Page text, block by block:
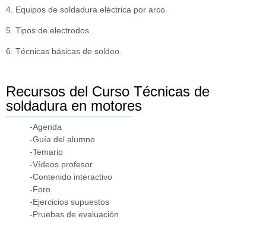
4. Equipos de soldadura eléctrica por arco.
5. Tipos de electrodos.
6. Técnicas básicas de soldeo.
Recursos del Curso Técnicas de
soldadura en motores
-Agenda
-Guía del alumno
-Temario
-Vídeos profesor
-Contenido interactivo
-Foro
-Ejercicios supuestos
-Pruebas de evaluación